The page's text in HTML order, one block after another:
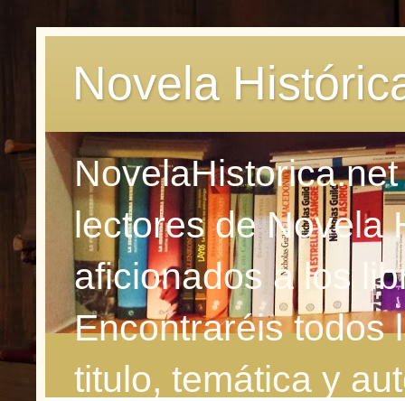
Novela
lectores de Novela
aficionados a los
Encontraréis todos
titulo, temática y